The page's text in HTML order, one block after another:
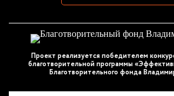
Проект реализуется победителем
благотворительной программы
Благотворительного фонда